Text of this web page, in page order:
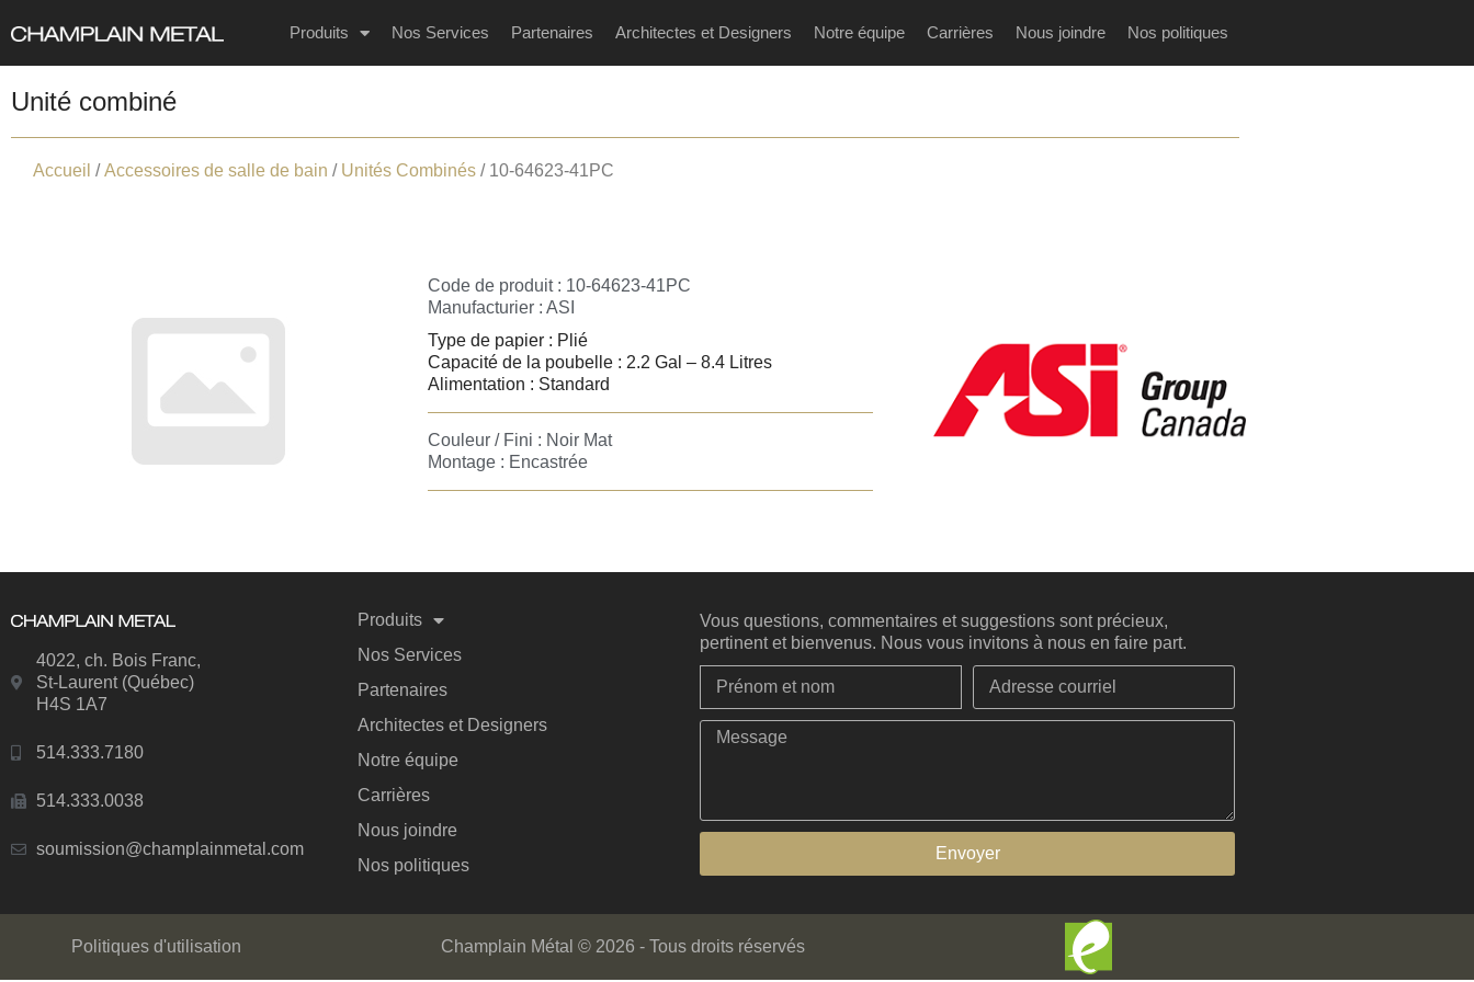
Produits Nos Services Partenaires Architectes et Designers Notre équipe Carrières Nous joindre Nos politiques
Unité combiné
Accueil /Accessoires de salle de bain / Unités Combinés / 10-64623-41PC
Code de produit : 10-64623-41PC
Manufacturier : ASI
Type de papier : Plié
Capacité de la poubelle : 2.2 Gal – 8.4 Litres
Alimentation : Standard
Couleur / Fini : Noir Mat
Montage : Encastrée
4022, ch. Bois Franc,
St-Laurent (Québec)
H4S 1A7
514.333.7180
514.333.0038
soumission@champlainmetal.com
Produits
Nos Services
Partenaires
Architectes et Designers
Notre équipe
Carrières
Nous joindre
Nos politiques
Vous questions, commentaires et suggestions sont précieux,
pertinent et bienvenus. Nous vous invitons à nous en faire part.
Envoyer
Politiques d'utilisation Champlain Métal © 2026 - Tous droits réservés